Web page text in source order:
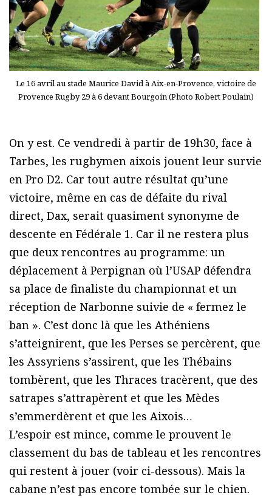
Le 16 avril au stade Maurice David à Aix-en-Provence, victoire de
Provence Rugby 29 à 6 devant Bourgoin (Photo Robert Poulain)
On y est. Ce vendredi à partir de 19h30, face à
Tarbes, les rugbymen aixois jouent leur survie
en Pro D2. Car tout autre résultat qu’une
victoire, même en cas de défaite du rival
direct, Dax, serait quasiment synonyme de
descente en Fédérale 1. Car il ne restera plus
que deux rencontres au programme: un
déplacement à Perpignan où l’USAP défendra
sa place de finaliste du championnat et un
réception de Narbonne suivie de « fermez le
ban ». C’est donc là que les Athéniens
s’atteignirent, que les Perses se percèrent, que
les Assyriens s’assirent, que les Thébains
tombèrent, que les Thraces tracèrent, que des
satrapes s’attrapèrent et que les Mèdes
s’emmerdèrent et que les Aixois…
L’espoir est mince, comme le prouvent le
classement du bas de tableau et les rencontres
qui restent à jouer (voir ci-dessous). Mais la
cabane n’est pas encore tombée sur le chien.